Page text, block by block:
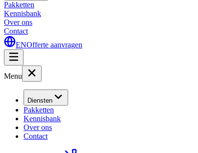
Pakketten
Kennisbank
Over ons
Contact
ENOfferte aanvragen
Menu
Diensten
Pakketten
Kennisbank
Over ons
Contact